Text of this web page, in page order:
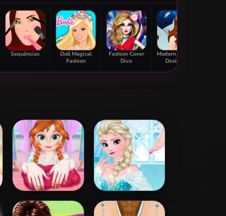
Sequências
Doll Magical
Fashion
Fashion Cover
Diva
Modern Fashion
Designer
Princess Annie
Nails Salon
Frozen Manicure